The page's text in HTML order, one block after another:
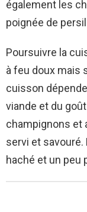
également les
poignée de
Poursuivre la
à feu doux mais
cuisson
viande et du
champignons et
servi et savouré.
haché et un peu